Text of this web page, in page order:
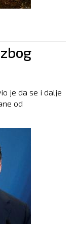
je da se i dalje
od